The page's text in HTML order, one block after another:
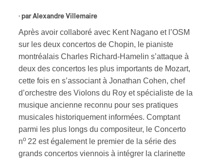
· parAlexandre Villemaire
Après avoir collaboré avec Kent Nagano et l’OSM
sur les deux concertos de Chopin, le pianiste
montréalais Charles Richard-Hamelin s’attaque à
deux des concertos les plus importants de Mozart,
cette fois en s’associant à Jonathan Cohen, chef
d’orchestre des Violons du Roy et spécialiste de la
musique ancienne reconnu pour ses pratiques
musicales historiquement informées. Comptant
parmi les plus longs du compositeur, le Concerto
no 22 est également le premier de la série des
grands concertos viennois à intégrer la clarinette